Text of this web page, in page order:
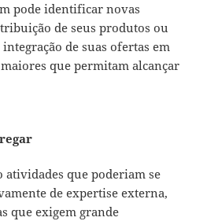
pode identificar novas
de seus produtos ou
de suas ofertas em
que permitam alcançar
atividades que poderiam se
de expertise externa,
que exigem grande